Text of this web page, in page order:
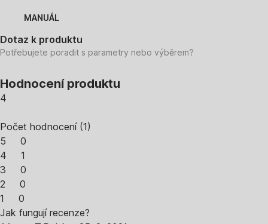
MANUÁL
Dotaz k produktu
Potřebujete poradit s parametry nebo výběrem?
Hodnocení produktu
4
Počet hodnocení(1)
5
0
4
1
3
0
2
0
1
0
Jak fungují recenze?